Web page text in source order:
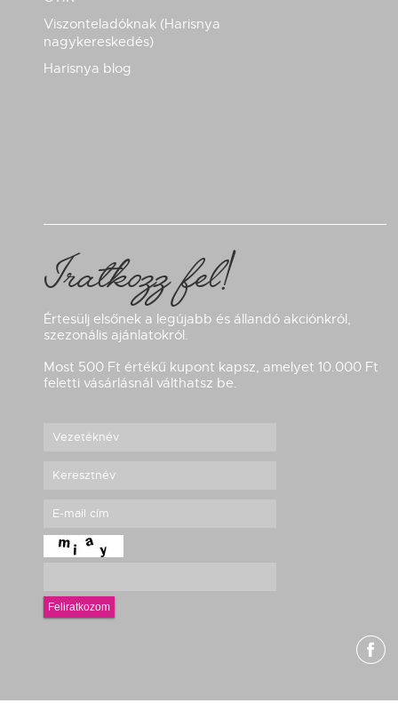
Viszonteladóknak (Harisnya
nagykereskedés)
Harisnya blog
Iratkozz fel!
Értesülj elsőnek a legújabb és állandó akciónkról,
szezonális ajánlatokról.
Most 500 Ft értékű kupont kapsz, amelyet 10.000 Ft
feletti vásárlásnál válthatsz be.
Feliratkozom
g